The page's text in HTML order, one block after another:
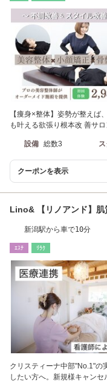
【痩身×整体】姿勢が整えば
も叶える欲張り根本改 善サロ
設備 総数3
クーポンを表示
Lino& 【リノアンド】肌
新潟駅から車で10分
ｴｽﾃ ﾘﾗｸ
クリスティーナ中部"No.1"の
したい方へ。新規様キャンセ